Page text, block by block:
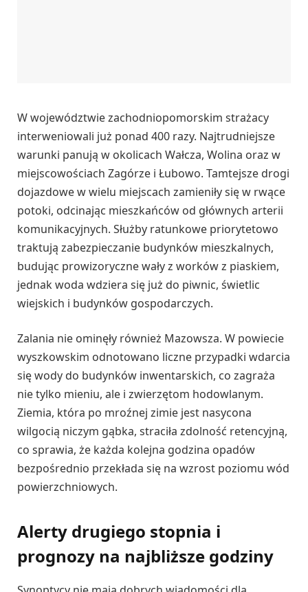
W województwie zachodniopomorskim strażacy
interweniowali już ponad 400 razy. Najtrudniejsze
warunki panują w okolicach Wałcza, Wolina oraz w
miejscowościach Zagórze i Łubowo. Tamtejsze drogi
dojazdowe w wielu miejscach zamieniły się w rwące
potoki, odcinając mieszkańców od głównych arterii
komunikacyjnych. Służby ratunkowe priorytetowo
traktują zabezpieczanie budynków mieszkalnych,
budując prowizoryczne wały z worków z piaskiem,
jednak woda wdziera się już do piwnic, świetlic
wiejskich i budynków gospodarczych.
Zalania nie ominęły również Mazowsza. W powiecie
wyszkowskim odnotowano liczne przypadki wdarcia
się wody do budynków inwentarskich, co zagraża
nie tylko mieniu, ale i zwierzętom hodowlanym.
Ziemia, która po mroźnej zimie jest nasycona
wilgocią niczym gąbka, straciła zdolność retencyjną,
co sprawia, że każda kolejna godzina opadów
bezpośrednio przekłada się na wzrost poziomu wód
powierzchniowych.
Alerty drugiego stopnia i
prognozy na najbliższe godziny